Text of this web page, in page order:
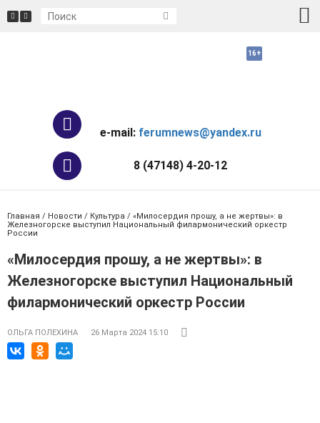
e-mail: ferumnews@yandex.ru
8 (47148) 4-20-12
Главная / Новости / Культура / «Милосердия прошу, а не жертвы»: в
Железногорске выступил Национальный филармонический оркестр
России
«Милосердия прошу, а не жертвы»: в
Железногорске выступил Национальный
филармонический оркестр России
ОЛЬГА ПОЛЕХИНА 26 Марта 2024 15:10